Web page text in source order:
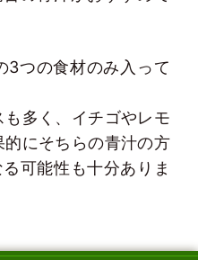
3つの食材のみ入って
多く、イチゴやレモ
にそちらの青汁の方
可能性も十分ありま